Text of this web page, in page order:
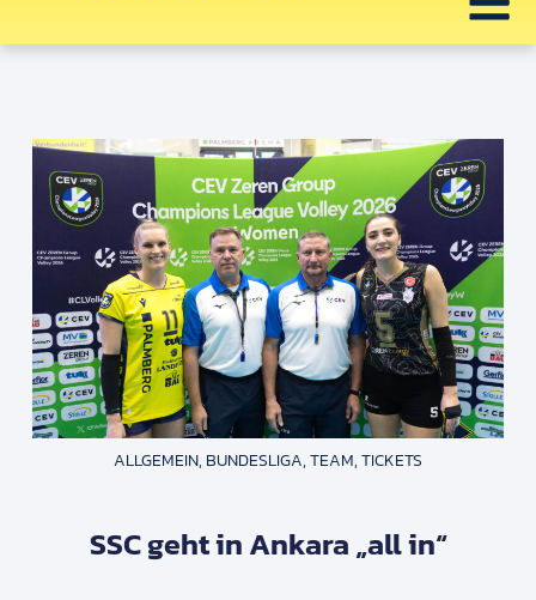
ALLGEMEIN, BUNDESLIGA,TEAM,TICKETS
SSC geht in Ankara „all in“